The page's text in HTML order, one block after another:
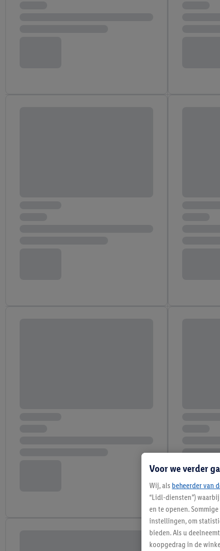
Voor we verder
Wij, als beheerder van
“Lidl-diensten”)
en te openen.
instellingen, om
bieden. Als u
koopgedrag in de